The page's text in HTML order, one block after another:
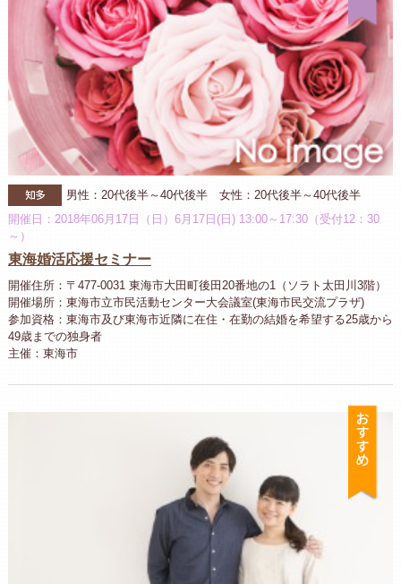
知多
男性：20代後半～40代後半 女性：20代後半～40代後半
開催日：2018年06月17日（日）6月17日(日) 13:00～17:30（受付12：30
～）
東海婚活応援セミナー
開催住所：〒477-0031 東海市大田町後田20番地の1（ソラト太田川3階）
開催場所：東海市立市民活動センター大会議室(東海市民交流プラザ)
参加資格：東海市及び東海市近隣に在住・在勤の結婚を希望する25歳から
49歳までの独身者
主催：東海市